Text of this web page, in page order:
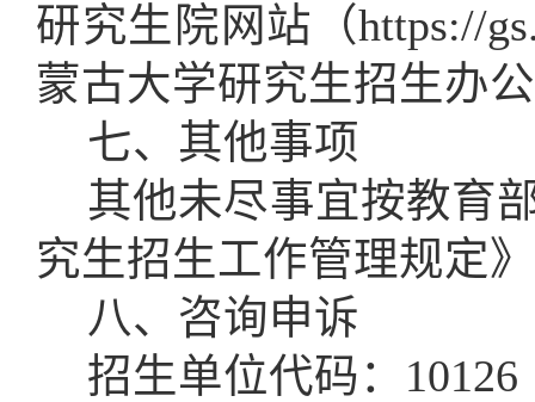
研究生院网站 （https://
蒙古大学研究生招生办
七、其他事项
其他未尽事宜按教育
究生招生工作管理规定
八、咨询申诉
招生单位代码： 10126